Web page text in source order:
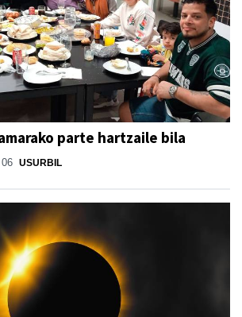
parte hartzaile bila
USURBIL